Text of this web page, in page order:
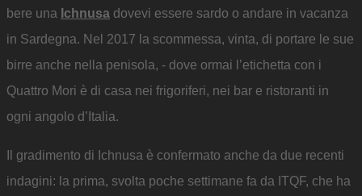
bere una Ichnusa dovevi essere sardo o andare in vacanza
in Sardegna. Nel 2017 la scommessa, vinta, di portare le sue
birre anche nella penisola, - dove ormai l’etichetta con i
Quattro Mori è di casa nei frigoriferi, nei bar e ristoranti in
ogni angolo d’Italia.
Il gradimento di Ichnusa è confermato anche da due recenti
indagini: la prima, svolta poche settimane fa da ITQF, che ha